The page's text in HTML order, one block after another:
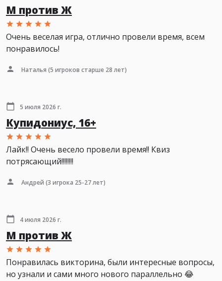
М против Ж
Очень веселая игра, отлично провели время, всем
понравилось!
Наталья (5 игроков старше 28 лет)
5 июля 2026 г.
Купидониус, 16+
Лайк!! Очень весело провели время!! Квиз
потрясающий!!!!!!!!
Андрей (3 игрока 25-27 лет)
4 июля 2026 г.
М против Ж
Понравилась викторина, были интересные вопросы,
но узнали и сами много нового параллельно 😂